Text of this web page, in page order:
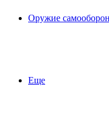
Оружие
Еще